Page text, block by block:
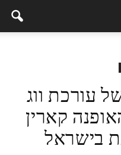
עורכת ווג
קארין
בישראל